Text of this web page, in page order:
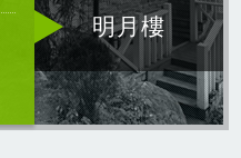
明月樓